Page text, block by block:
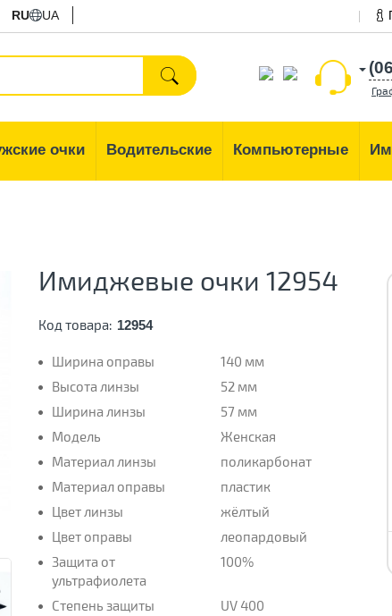
RU UA
очки Водительские Компьютерные
Имиджевые очки 12954
Код товара: 12954
Ширина оправы
140 мм
Высота линзы
52 мм
Ширина линзы
57 мм
Модель
Женская
Материал линзы
поликарбонат
Материал оправы
пластик
Цвет линзы
жёлтый
Цвет оправы
леопардовый
Защита от
ультрафиолета
100%
Степень защиты
UV 400